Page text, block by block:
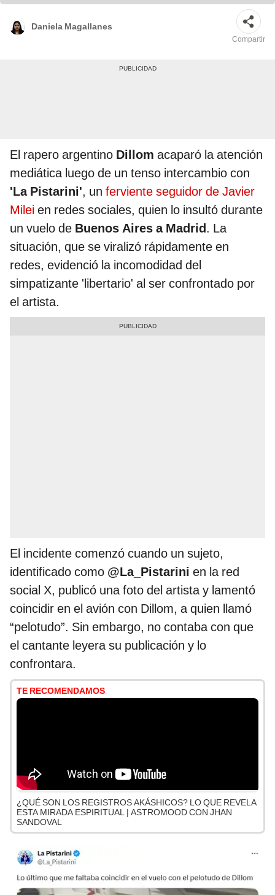
rápidamente en las redes sociales. Foto:composición LR/@dillom666/X
Daniela Magallanes
Compartir
El rapero argentino Dillom acaparó la atención
mediática luego de un tenso intercambio con
'La Pistarini', un ferviente seguidor de Javier
Milei en redes sociales, quien lo insultó durante
un vuelo de Buenos Aires a Madrid. La
situación, que se viralizó rápidamente en
redes, evidenció la incomodidad del
simpatizante 'libertario' al ser confrontado por
el artista.
El incidente comenzó cuando un sujeto,
identificado como @La_Pistarini en la red
social X, publicó una foto del artista y lamentó
coincidir en el avión con Dillom, a quien llamó
“pelotudo”. Sin embargo, no contaba con que
el cantante leyera su publicación y lo
confrontara.
TE RECOMENDAMOS
¿QUÉ SON LOS REGISTROS AKÁSHICOS? LO QUE REVELA
ESTA MIRADA ESPIRITUAL | ASTROMOOD CON JHAN
SANDOVAL